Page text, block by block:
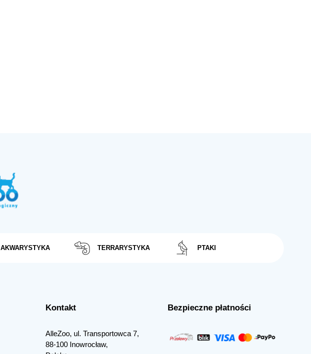
AKWARYSTYKA TERRARYSTYKA PTAKI
Kontakt
AlleZoo, ul. Transportowca 7,
88-100 Inowrocław,
Bezpieczne płatności